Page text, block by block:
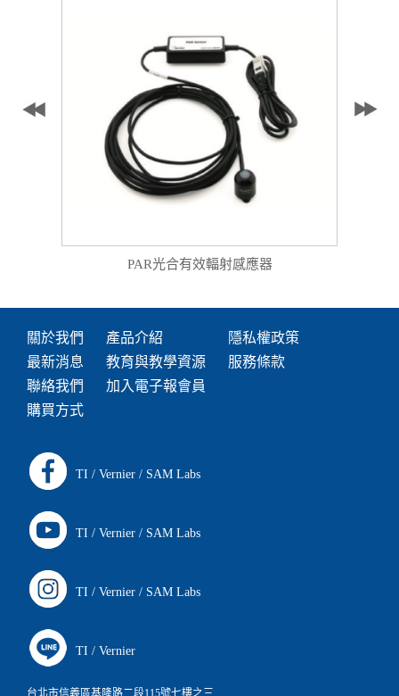
PAR光合有效輻射感應器
關於我們
最新消息
聯絡我們
購買方式
產品介紹
教育與教學資源
加入電子報會員
隱私權政策
服務條款
TI / Vernier / SAM Labs
TI / Vernier / SAM Labs
TI / Vernier / SAM Labs
TI / Vernier
台北市信義區基隆路二段115號七樓之三